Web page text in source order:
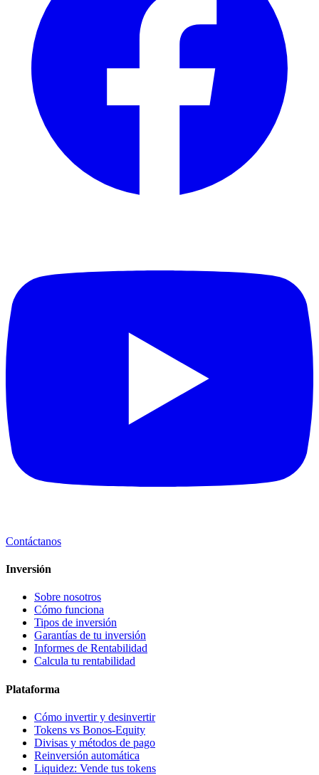
Contáctanos
Inversión
Sobre nosotros
Cómo funciona
Tipos de inversión
Garantías de tu inversión
Informes de Rentabilidad
Calcula tu rentabilidad
Plataforma
Cómo invertir y desinvertir
Tokens vs Bonos-Equity
Divisas y métodos de pago
Reinversión automática
Liquidez: Vende tus tokens